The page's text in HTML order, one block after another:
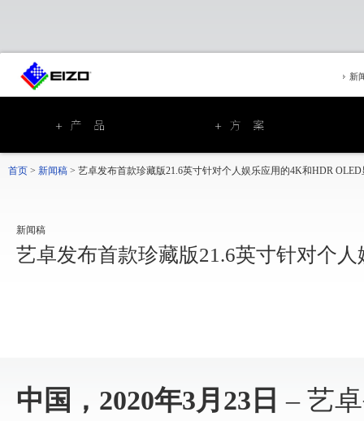
新
首页 > 新闻稿 > 艺卓发布首款珍藏版21.6英寸针对个人娱乐应用的4K和HDR OLED
新闻稿
艺卓发布首款珍藏版21.6英寸针对个
中国，2020年3月23日 – 艺